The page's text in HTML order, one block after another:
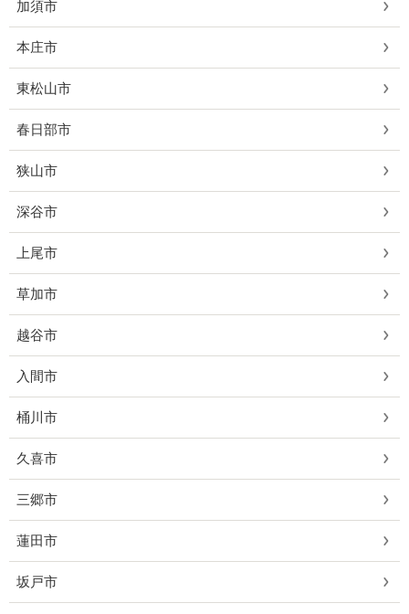
加須市
本庄市
東松山市
春日部市
狭山市
深谷市
上尾市
草加市
越谷市
入間市
桶川市
久喜市
三郷市
蓮田市
坂戸市